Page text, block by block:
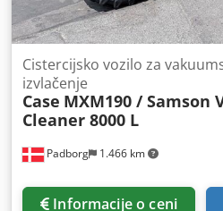
Padborg 1.466 km
Cistercijsko vozilo za
izvlačenje
Case MXM190 / Samson
Cleaner 8000 L
Informacije o ceni